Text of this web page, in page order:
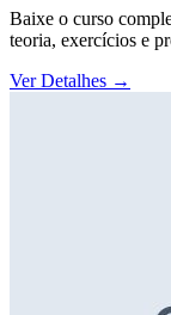
Baixe o curso
teoria, exercícios e
Ver Detalhes →